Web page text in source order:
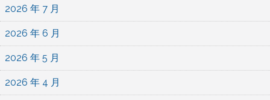
2026 年 7 月
2026 年 6 月
2026 年 5 月
2026 年 4 月